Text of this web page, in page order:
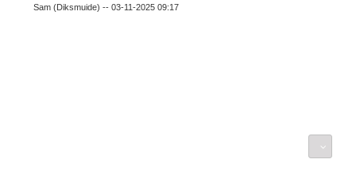
Sam (Diksmuide) -- 03-11-2025 09:17